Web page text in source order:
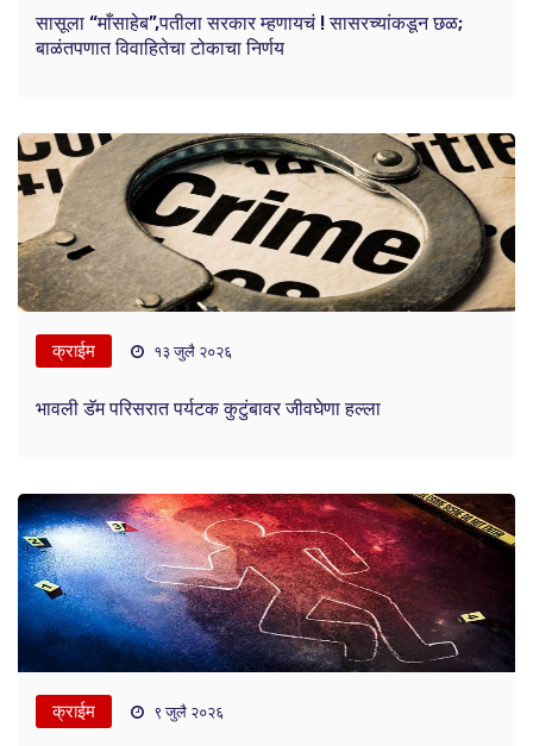
सासूला “माँसाहेब”,पतीला सरकार म्हणायचं ! सासरच्यांकडून छळ;
बाळंतपणात विवाहितेचा टोकाचा निर्णय
क्राईम १३ जुलै २०२६
भावली डॅम परिसरात पर्यटक कुटुंबावर जीवघेणा हल्ला
क्राईम ९ जुलै २०२६